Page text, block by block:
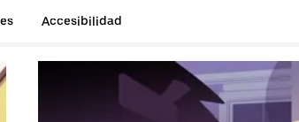
Accesibilidad